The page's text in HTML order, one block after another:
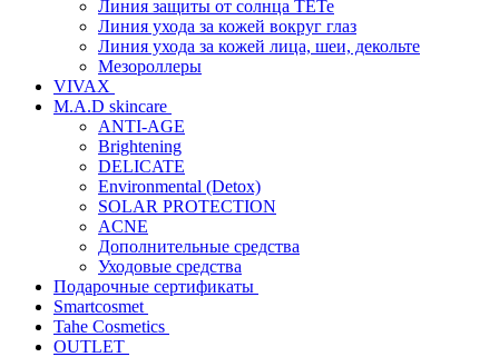
Линия защиты от солнца TETe
Линия ухода за кожей вокруг глаз
Линия ухода за кожей лица, шеи, декольте
Мезороллеры
VIVAX
M.A.D skincare
ANTI-AGE
Brightening
DELICATE
Environmental (Detox)
SOLAR PROTECTION
АCNE
Дополнительные средства
Уходовые средства
Подарочные сертификаты
Smartcosmet
Tahe Cosmetics
OUTLET